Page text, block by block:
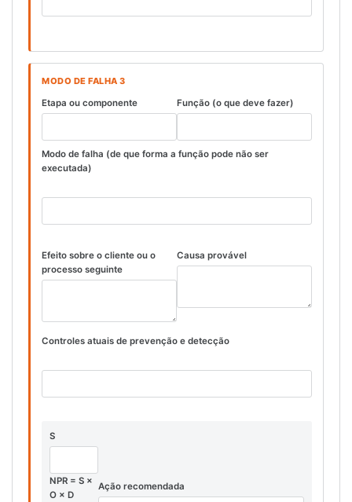
MODO DE FALHA 3
Etapa ou componente
Função (o que deve fazer)
Modo de falha (de que forma a função pode não ser
executada)
Efeito sobre o cliente ou o
processo seguinte
Causa provável
Controles atuais de prevenção e detecção
S
NPR = S ×
O × D
Ação recomendada